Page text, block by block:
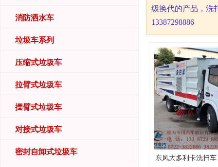
消防洒水车
垃圾车系列
压缩式垃圾车
拉臂式垃圾车
摆臂式垃圾车
对接式垃圾车
密封自卸式垃圾车
级换代的产品，洗
13387298886
东风大多利卡洗扫车